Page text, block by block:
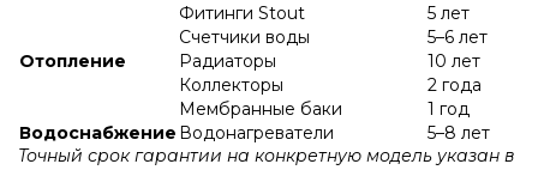
Фитинги Stout
5 лет
Счетчики воды
5–6 лет
Отопление
Радиаторы
10 лет
Коллекторы
2 года
Мембранные баки
1 год
Водоснабжение Водонагреватели
5–8 лет
Точный срок гарантии на конкретную модель указан в